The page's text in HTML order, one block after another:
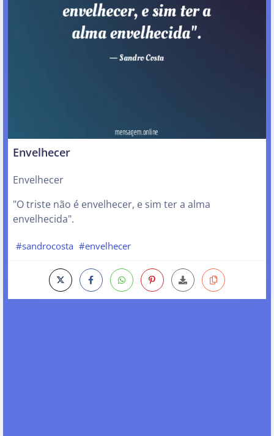
Envelhecer
Envelhecer
"O triste não é envelhecer, e sim ter a alma
envelhecida".
#sandrocosta #envelhecer